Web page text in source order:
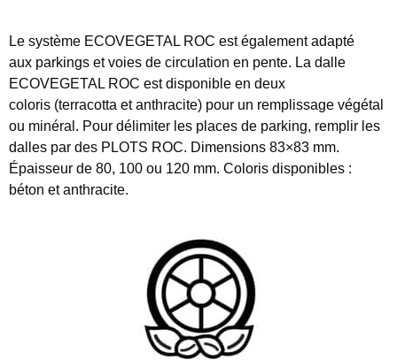
Le système ECOVEGETAL ROC est également adapté
aux parkings et voies de circulation en pente. La dalle
ECOVEGETAL ROC est disponible en deux
coloris (terracotta et anthracite) pour un remplissage végétal
ou minéral . Pour délimiter les places de parking, remplir les
dalles par des PLOTS ROC. Dimensions 83×83 mm.
Épaisseur de 80, 100 ou 120 mm. Coloris disponibles :
béton et anthracite.